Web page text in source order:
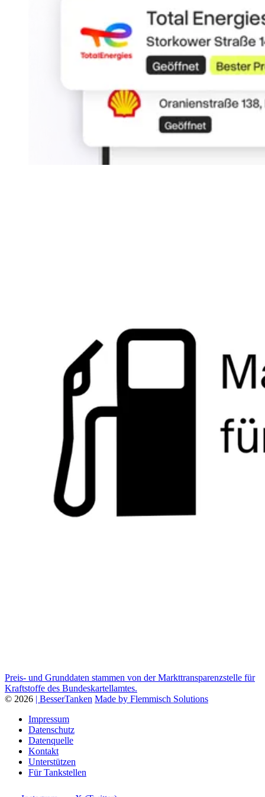
Preis- und Grunddaten stammen von der Markttransparenzstelle für
Kraftstoffe des Bundeskartellamtes.
© 2026 | BesserTanken Made by Flemmisch Solutions
Impressum
Datenschutz
Datenquelle
Kontakt
Unterstützen
Für Tankstellen